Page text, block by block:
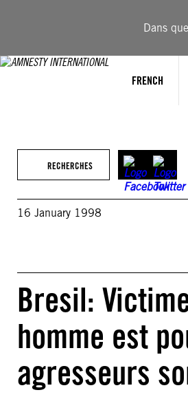
Dans
FRENCH
RECHERCHES
16 January 1998
Bresil:
homme est
agresseurs